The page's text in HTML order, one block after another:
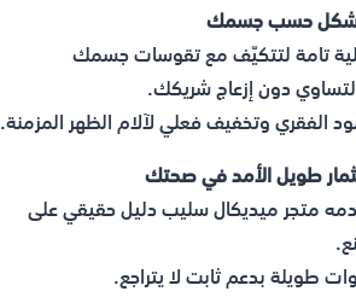
حسب جسمك
تامة لتتكيّف مع تقوسات جسمك
دون إزعاج شريكك.
الفقري وتخفيف فعلي لآلام الظهر المزمنة.
متجر ميديكال سليب دليل حقيقي على
طويلة بدعم ثابت لا يتراجع.